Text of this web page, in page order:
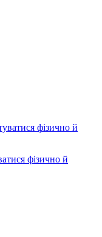
фізично й